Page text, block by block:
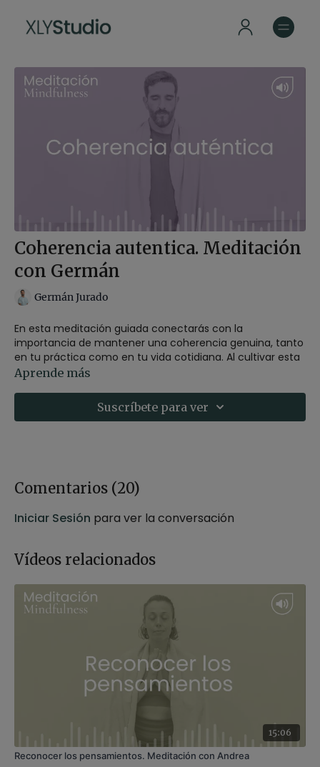
Coherencia autentica. Meditación
con Germán
Germán Jurado
En esta meditación guiada conectarás con la
importancia de mantener una coherencia genuina, tanto
en tu práctica como en tu vida cotidiana. Al cultivar esta
coherencia, poco a poco se convertirá en una dirección
integridad, enfoque y propósito en cada momento.
la meditación puedes hacerla sentado en una silla o
Aprende más
Suscríbete para ver
Comentarios (20)
Iniciar Sesión para ver la conversación
Vídeos relacionados
15:06
Reconocer los pensamientos. Meditación con Andrea